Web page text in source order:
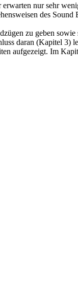
nur sehr
des Sound
zu geben
daran (Kapitel 3)
aufgezeigt. Im